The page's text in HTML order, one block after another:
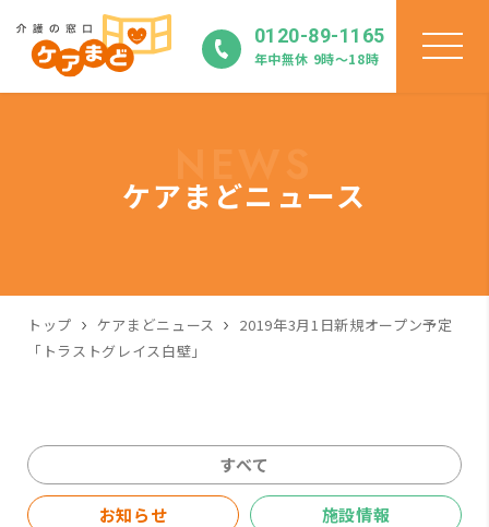
0120-89-1165
年中無休 9時〜18時
ケアまどニュース
トップ ケアまどニュース
2019年3月1日新規オープン予定
「トラストグレイス白壁」
すべて
お知らせ 施設情報